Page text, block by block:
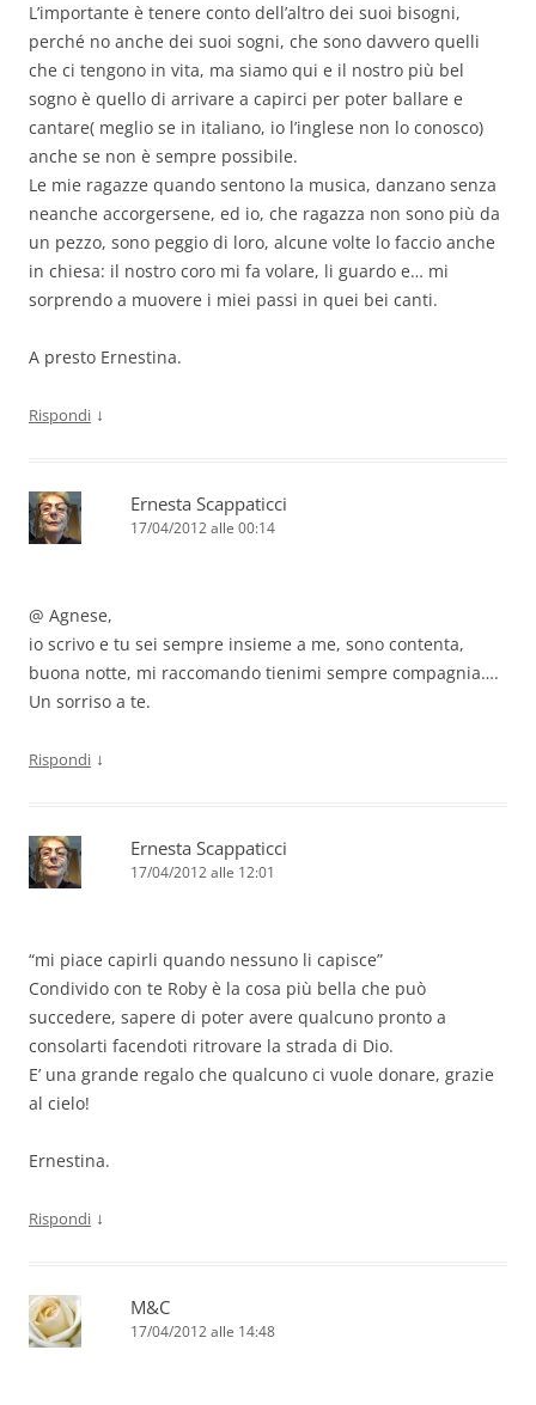
L’importante è tenere conto dell’altro dei suoi bisogni,
perché no anche dei suoi sogni, che sono davvero quelli
che ci tengono in vita, ma siamo qui e il nostro più bel
sogno è quello di arrivare a capirci per poter ballare e
cantare( meglio se in italiano, io l’inglese non lo conosco)
anche se non è sempre possibile.
Le mie ragazze quando sentono la musica, danzano senza
neanche accorgersene, ed io, che ragazza non sono più da
un pezzo, sono peggio di loro, alcune volte lo faccio anche
in chiesa: il nostro coro mi fa volare, li guardo e… mi
sorprendo a muovere i miei passi in quei bei canti.
A presto Ernestina.
Rispondi ↓
Ernesta Scappaticci
17/04/2012 alle 00:14
@ Agnese,
io scrivo e tu sei sempre insieme a me, sono contenta,
buona notte, mi raccomando tienimi sempre compagnia….
Un sorriso a te.
Rispondi ↓
Ernesta Scappaticci
17/04/2012 alle 12:01
“mi piace capirli quando nessuno li capisce”
Condivido con te Roby è la cosa più bella che può
succedere, sapere di poter avere qualcuno pronto a
consolarti facendoti ritrovare la strada di Dio.
E’ una grande regalo che qualcuno ci vuole donare, grazie
al cielo!
Ernestina.
Rispondi ↓
M&C
17/04/2012 alle 14:48